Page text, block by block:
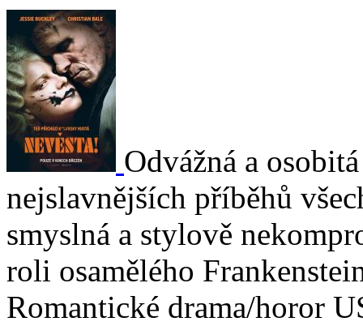
Odvážná a
nejslavnějších příběhů
smyslná a stylově
roli osamělého
Romantické drama/horor